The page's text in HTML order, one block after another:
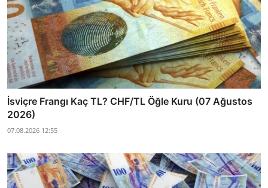
İsviçre Frangı Kaç TL? CHF/TL Öğle Kuru (07 Ağustos
2026)
07.08.2026 12:55